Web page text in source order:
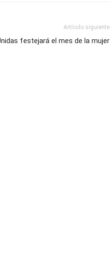
Artículo siguiente
festejará el mes de la mujer